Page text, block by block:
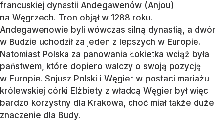
francuskiej dynastii Andegawenów (Anjou)
na Węgrzech. Tron objął w 1288 roku.
Andegawenowie byli wówczas silną dynastią, a dwór
w Budzie uchodził za jeden z lepszych w Europie.
Natomiast Polska za panowania Łokietka wciąż była
państwem, które dopiero walczy o swoją pozycję
w Europie. Sojusz Polski i Węgier w postaci mariażu
królewskiej córki Elżbiety z władcą Węgier był więc
bardzo korzystny dla Krakowa, choć miał także duże
znaczenie dla Budy.